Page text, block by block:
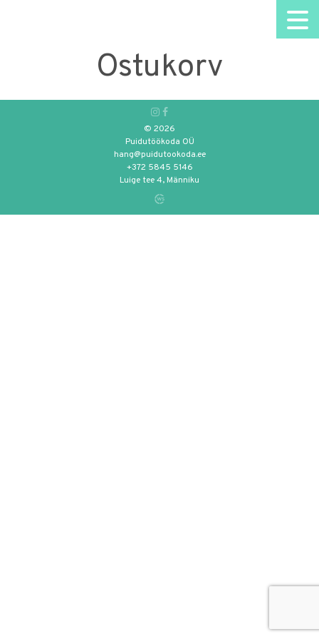
Ostukorv
© 2026
Puidutöökoda OÜ
hang@puidutookoda.ee
+372 5845 5146
Luige tee 4, Männiku